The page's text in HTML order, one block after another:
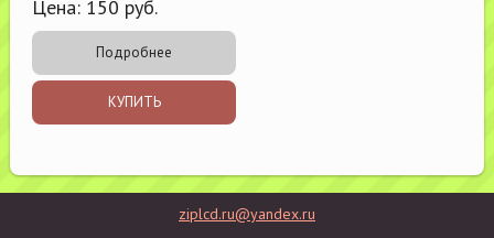
Цена: 150 руб.
Подробнее
КУПИТЬ
ziplcd.ru@yandex.ru